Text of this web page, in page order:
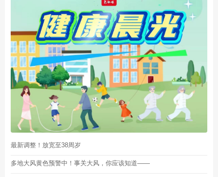
最新调整！放宽至38周岁
多地大风黄色预警中！事关大风，你应该知道——